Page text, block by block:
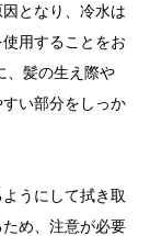
となり、冷水は
用することをお
、髪の生え際や
い部分をしっか
うにして拭き取
め、注意が必要